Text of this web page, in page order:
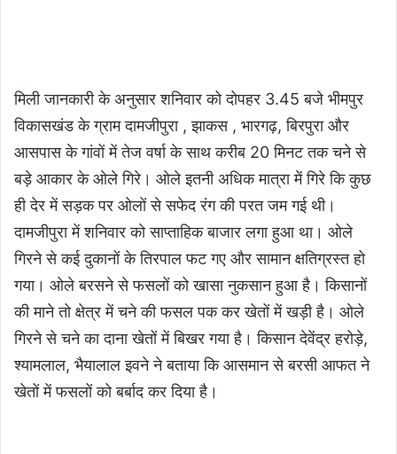
मिली जानकारी के अनुसार शनिवार को दोपहर 3.45 बजे भीमपुर
विकासखंड के ग्राम दामजीपुरा , झाकस , भारगढ़, बिरपुरा और
आसपास के गांवों में तेज वर्षा के साथ करीब 20 मिनट तक चने से
बड़े आकार के ओले गिरे। ओले इतनी अधिक मात्रा में गिरे कि कुछ
ही देर में सड़क पर ओलों से सफेद रंग की परत जम गई थी।
दामजीपुरा में शनिवार को साप्ताहिक बाजार लगा हुआ था। ओले
गिरने से कई दुकानों के तिरपाल फट गए और सामान क्षतिग्रस्त हो
गया। ओले बरसने से फसलों को खासा नुकसान हुआ है। किसानों
की माने तो क्षेत्र में चने की फसल पक कर खेतों में खड़ी है। ओले
गिरने से चने का दाना खेतों में बिखर गया है। किसान देवेंद्र हरोड़े,
श्यामलाल, भैयालाल इवने ने बताया कि आसमान से बरसी आफत ने
खेतों में फसलों को बर्बाद कर दिया है।